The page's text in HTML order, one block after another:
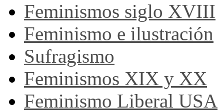
Feminismos siglo XVIII
Feminismo e ilustración
Sufragismo
Feminismos XIX y XX
Feminismo Liberal USA